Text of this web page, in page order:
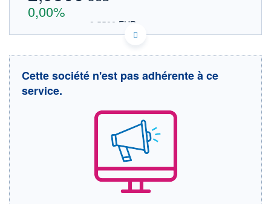
0,00%
2,5522 EUR
DONNÉES TEMPS DIFFÉRÉ
Cotation sur les autres places
2,9500
+ BAS
0,0000
CAPITAL ÉCHANGÉ
0,00%
Cette société n'est pas adhérente à ce
service.